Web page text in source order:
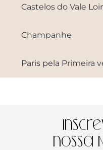
Castelos do Vale
Champanhe
Paris pela Primeira
nossa